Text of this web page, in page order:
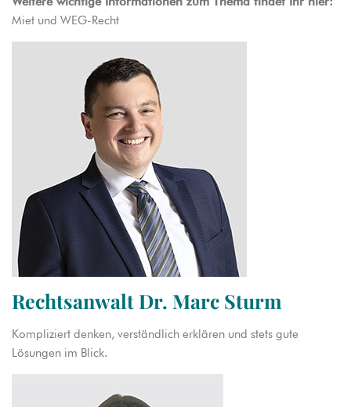
Miet und WEG-Recht
Rechtsanwalt Dr. Marc Sturm
Kompliziert denken, verständlich erklären und stets gute
Lösungen im Blick.